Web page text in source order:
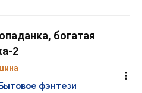
богатая
2
Бытовое фэнтези